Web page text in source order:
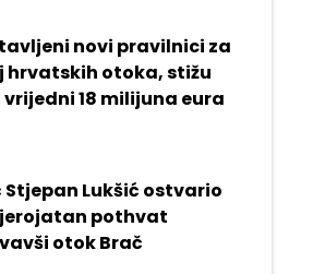
novi pravilnici za
hrvatskih otoka, stižu
vrijedni 18 milijuna eura
Stjepan Lukšić ostvario
pothvat
otok Brač